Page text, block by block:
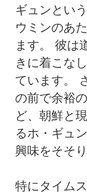
ギュンとい
ウミンのあ
ます。 彼は
きに着こな
ています。
の前で余裕
ど、朝鮮と
るホ・ギュ
興味をそそり
特にタイム